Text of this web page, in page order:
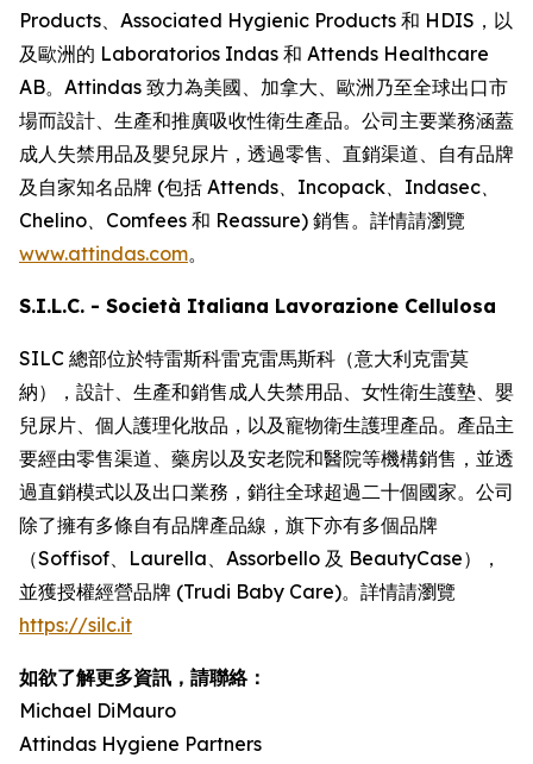
Products、Associated Hygienic Products 和 HDIS，以
及歐洲的 Laboratorios Indas 和 Attends Healthcare
AB。Attindas 致力為美國、加拿大、歐洲乃至全球出口市
場而設計、生產和推廣吸收性衛生產品。公司主要業務涵蓋
成人失禁用品及嬰兒尿片，透過零售、直銷渠道、自有品牌
及自家知名品牌 (包括 Attends、Incopack、Indasec、
Chelino、Comfees 和 Reassure) 銷售。詳情請瀏覽
www.attindas.com。
S.I.L.C. - Società Italiana Lavorazione Cellulosa
SILC 總部位於特雷斯科雷克雷馬斯科（意大利克雷莫
納），設計、生產和銷售成人失禁用品、女性衛生護墊、嬰
兒尿片、個人護理化妝品，以及寵物衛生護理產品。產品主
要經由零售渠道、藥房以及安老院和醫院等機構銷售，並透
過直銷模式以及出口業務，銷往全球超過二十個國家。公司
除了擁有多條自有品牌產品線，旗下亦有多個品牌
（Soffisof、Laurella、Assorbello 及 BeautyCase），
並獲授權經營品牌 (Trudi Baby Care)。詳情請瀏覽
https://silc.it
如欲了解更多資訊，請聯絡：
Michael DiMauro
Attindas Hygiene Partners